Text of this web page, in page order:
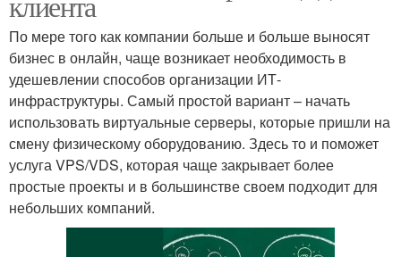
По мере того как компании больше и больше выносят
бизнес в онлайн, чаще возникает необходимость в
удешевлении способов организации ИТ-
инфраструктуры. Самый простой вариант – начать
использовать виртуальные серверы, которые пришли на
смену физическому оборудованию. Здесь то и поможет
услуга VPS/VDS, которая чаще закрывает более
простые проекты и в большинстве своем подходит для
небольших компаний.